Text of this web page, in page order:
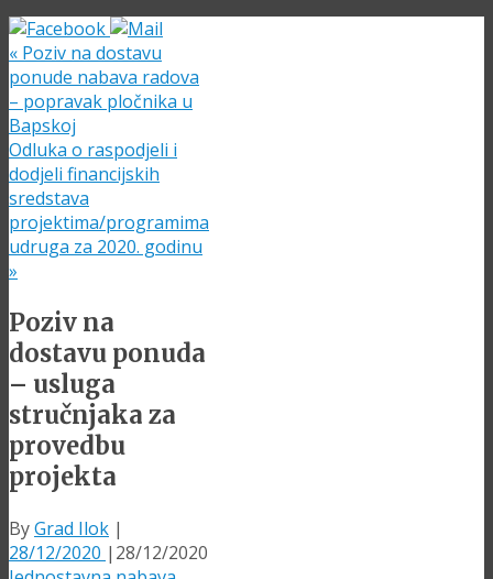
« Poziv na dostavu
ponude nabava radova
– popravak pločnika u
Bapskoj
Odluka o raspodjeli i
dodjeli financijskih
sredstava
projektima/programima
udruga za 2020. godinu
»
Poziv na
dostavu ponuda
– usluga
stručnjaka za
provedbu
projekta
ByGrad Ilok |
28/12/2020 | 28/12/2020